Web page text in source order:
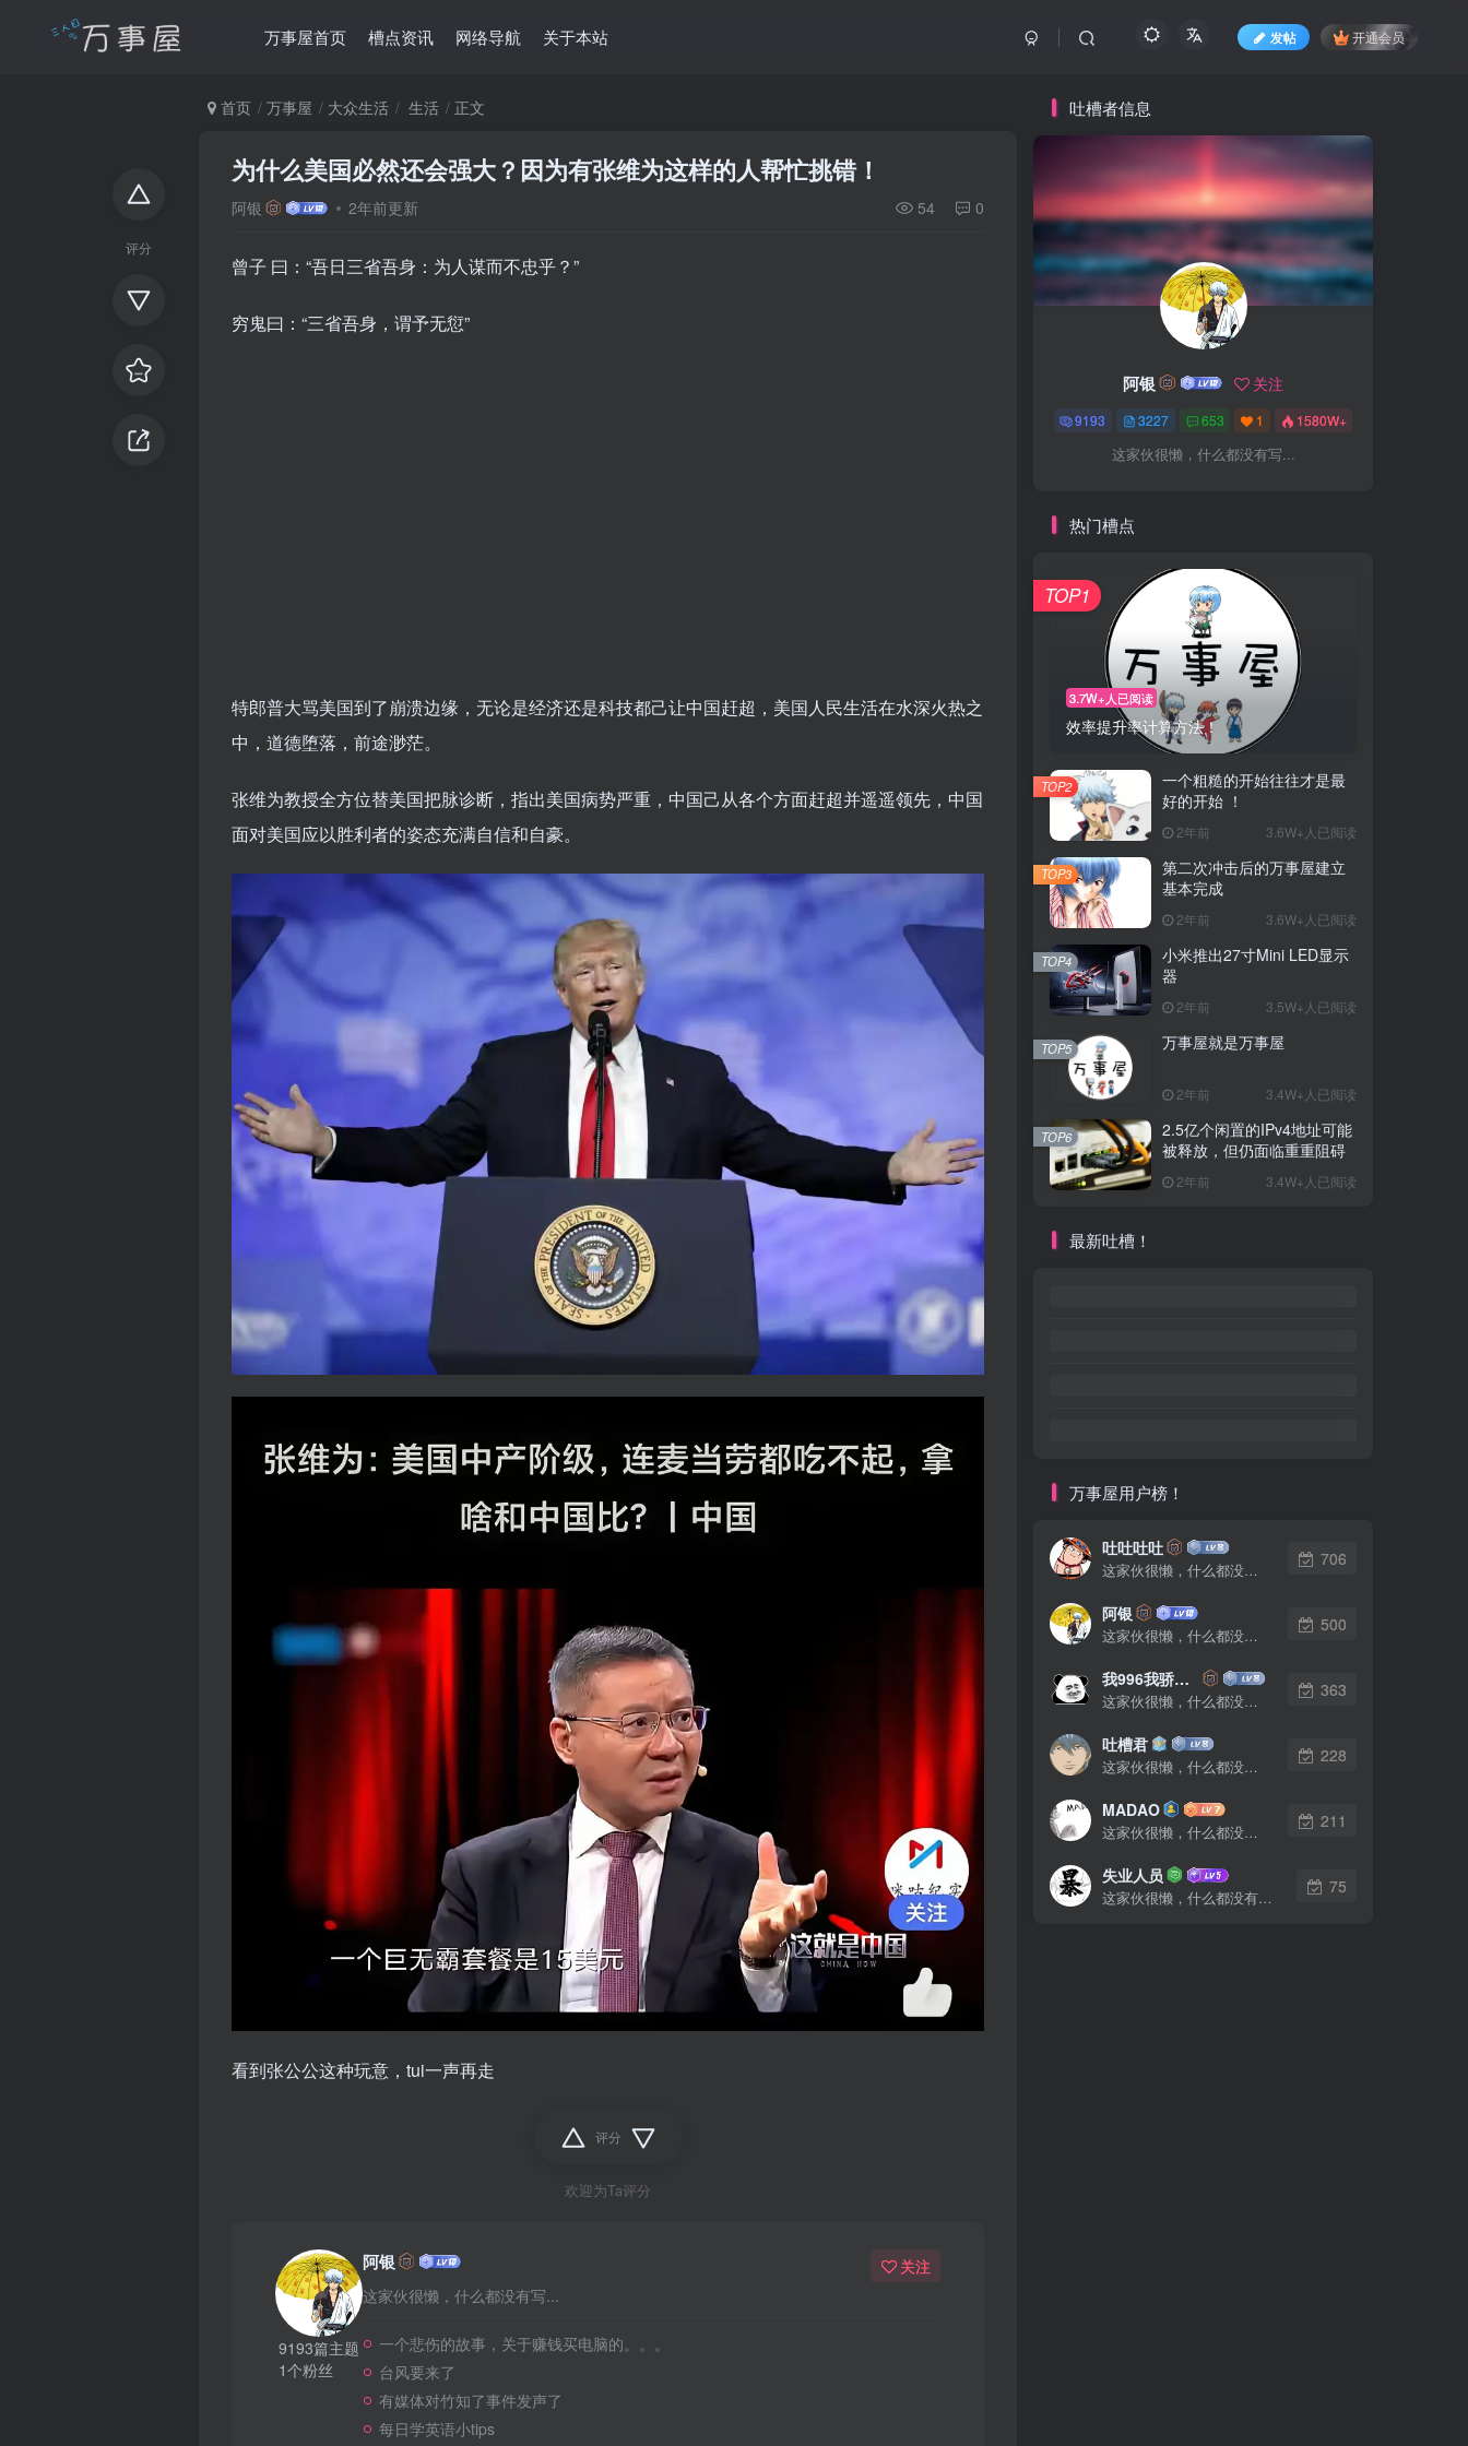
万事屋首页 槽点资讯 网络导航 关于本站 发帖 开通会员
评分
首页 万事屋 大众生活 生活 正文
为什么美国必然还会强大？因为有张维为这样的人帮忙挑错！
阿银 2年前更新 54 0
曾子 曰：“吾日三省吾身：为人谋而不忠乎？”
穷鬼曰：“三省吾身，谓予无愆”
特郎普大骂美国到了崩溃边缘，无论是经济还是科技都己让中国赶超，美国人民生活在水深火热之
中，道德堕落，前途渺茫。
张维为教授全方位替美国把脉诊断，指出美国病势严重，中国己从各个方面赶超并遥遥领先，中国
面对美国应以胜利者的姿态充满自信和自豪。
看到张公公这种玩意，tui一声再走
评分
欢迎为Ta评分
9193篇主题
1个粉丝
阿银
这家伙很懒，什么都没有写...
关注
一个悲伤的故事，关于赚钱买电脑的。。。
台风要来了
有媒体对竹知了事件发声了
每日学英语小tips
吐槽者信息
阿银 关注
9193 3227 653 1 1580W+
这家伙很懒，什么都没有写...
热门槽点
3.7W+人已阅读
效率提升率计算方法！
TOP1
一个粗糙的开始往往才是最
好的开始 ！
2年前 3.6W+人已阅读
TOP2
第二次冲击后的万事屋建立
基本完成
2年前 3.6W+人已阅读
TOP3
小米推出27寸Mini LED显示
器
2年前 3.5W+人已阅读
TOP4
万事屋就是万事屋
2年前 3.4W+人已阅读
TOP5
2.5亿个闲置的IPv4地址可能
被释放，但仍面临重重阻碍
2年前 3.4W+人已阅读
TOP6
最新吐槽！
万事屋用户榜！
吐吐吐吐
这家伙很懒，什么都没有写...
706
阿银
这家伙很懒，什么都没有写...
500
我996我骄傲了么
这家伙很懒，什么都没有写...
363
吐槽君
这家伙很懒，什么都没有写...
228
MADAO
这家伙很懒，什么都没有写...
211
失业人员
这家伙很懒，什么都没有写...
75